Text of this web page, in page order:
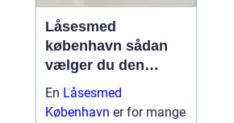
Låsesmed
københavn sådan
vælger du den
rigtige hjælp
En Låsesmed
København er for mange